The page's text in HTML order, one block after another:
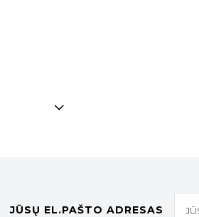
JŪSŲ EL.PAŠTO ADRESAS